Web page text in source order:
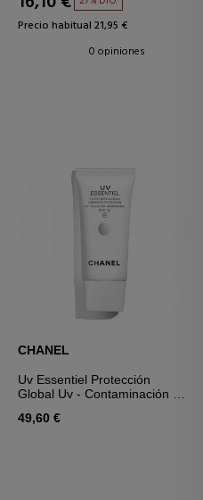
Precio habitual 21,95 €
0 opiniones
CHANEL
Uv Essentiel Protección
Global Uv - Contaminación -
49,60 €